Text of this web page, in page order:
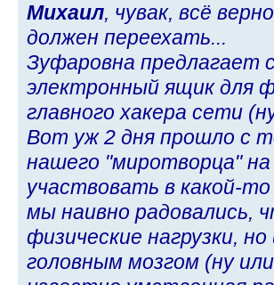
Михаил, чувак, всё
должен переехать...
Зуфаровна предлагает
электронный ящик для
главного хакера сети
Вот уж 2 дня прошло с
нашего "миротворца"
участвовать в какой-
мы наивно радовались,
физические нагрузки,
головным мозгом (ну